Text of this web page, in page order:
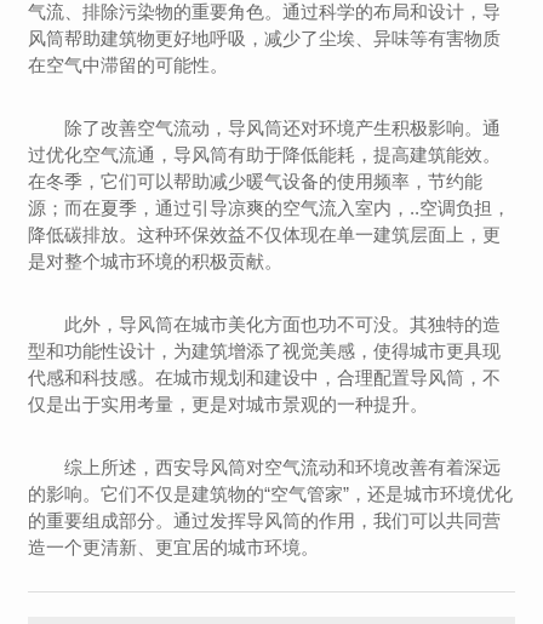
气流、排除污染物的重要角色。通过科学的布局和设计，导
风筒帮助建筑物更好地呼吸，减少了尘埃、异味等有害物质
在空气中滞留的可能性。
除了改善空气流动，导风筒还对环境产生积极影响。通
过优化空气流通，导风筒有助于降低能耗，提高建筑能效。
在冬季，它们可以帮助减少暖气设备的使用频率，节约能
源；而在夏季，通过引导凉爽的空气流入室内，..空调负担，
降低碳排放。这种环保效益不仅体现在单一建筑层面上，更
是对整个城市环境的积极贡献。
此外，导风筒在城市美化方面也功不可没。其独特的造
型和功能性设计，为建筑增添了视觉美感，使得城市更具现
代感和科技感。在城市规划和建设中，合理配置导风筒，不
仅是出于实用考量，更是对城市景观的一种提升。
综上所述，西安导风筒对空气流动和环境改善有着深远
的影响。它们不仅是建筑物的“空气管家”，还是城市环境优化
的重要组成部分。通过发挥导风筒的作用，我们可以共同营
造一个更清新、更宜居的城市环境。